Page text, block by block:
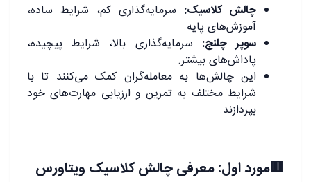
چالش کلاسیک: سرمایه‌گذاری کم، شرایط ساده،
آموزش‌های پایه.
سوپر چلنج: سرمایه‌گذاری بالا، شرایط پیچیده،
پاداش‌های بیشتر.
این چالش‌ها به معامله‌گران کمک می‌کنند تا با
شرایط مختلف به تمرین و ارزیابی مهارت‌های خود
بپردازند.
🟥مورد اول: معرفی چالش کلاسیک ویتاورس